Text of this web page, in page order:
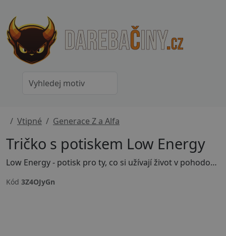
Vtipné Generace Z a Alfa
Tričko s potiskem Low Energy
Low Energy - potisk pro ty, co si užívají život v pohodovém tempu a nestresují se zbytečnostmi. Originální motiv pro lenochy, introverty a mistry prokrastinace. Skvělý dárek pro kamaráda, co má chill jako životní filosofii. Uprav si barvu, velikost motivu nebo přidej vlastní text - stačí kliknout na tlačítko Přizpůsobit si produkt.
Kód 3Z4OJyGn